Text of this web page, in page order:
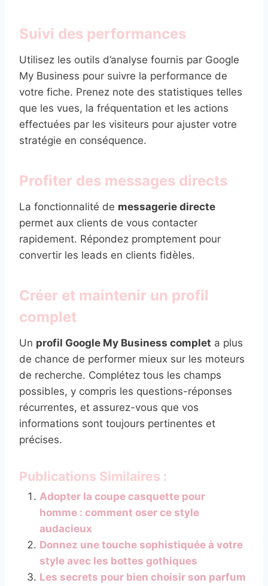
Suivi des performances
Utilisez les outils d’analyse fournis par Google
My Business pour suivre la performance de
votre fiche. Prenez note des statistiques telles
que les vues, la fréquentation et les actions
effectuées par les visiteurs pour ajuster votre
stratégie en conséquence.
Profiter des messages directs
La fonctionnalité de messagerie directe
permet aux clients de vous contacter
rapidement. Répondez promptement pour
convertir les leads en clients fidèles.
Créer et maintenir un profil
complet
Un profil Google My Business complet a plus
de chance de performer mieux sur les moteurs
de recherche. Complétez tous les champs
possibles, y compris les questions-réponses
récurrentes, et assurez-vous que vos
informations sont toujours pertinentes et
précises.
Publications Similaires :
Adopter la coupe casquette pour
homme : comment oser ce style
audacieux
Donnez une touche sophistiquée à votre
style avec les bottes gothiques
Les secrets pour bien choisir son parfum